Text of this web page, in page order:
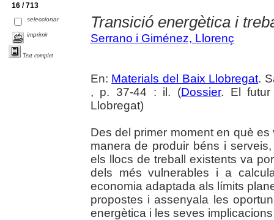
16 / 713
seleccionar
imprimir
Text complet
Transició energètica i
Serrano i Giménez, Llorenç
En: Materials del Baix Llobregat.
, p. 37-44 : il. (Dossier. El futur
Llobregat)
Des del primer moment en què
manera de produir béns i
els llocs de treball existents va
dels més vulnerables i a
economia adaptada als límits
propostes i assenyala les
energètica i les seves